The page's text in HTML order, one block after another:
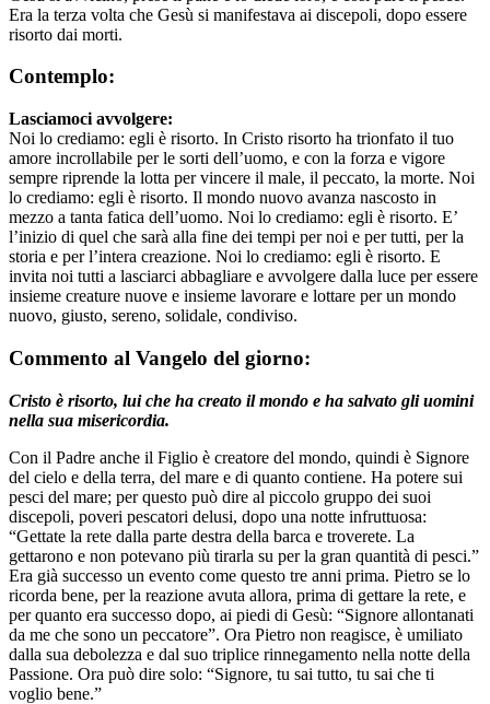
Era la terza volta che Gesù si manifestava ai discepoli, dopo essere
risorto dai morti.
Contemplo:
Lasciamoci avvolgere:
Noi lo crediamo: egli è risorto. In Cristo risorto ha trionfato il tuo
amore incrollabile per le sorti dell’uomo, e con la forza e vigore
sempre riprende la lotta per vincere il male, il peccato, la morte. Noi
lo crediamo: egli è risorto. Il mondo nuovo avanza nascosto in
mezzo a tanta fatica dell’uomo. Noi lo crediamo: egli è risorto. E’
l’inizio di quel che sarà alla fine dei tempi per noi e per tutti, per la
storia e per l’intera creazione. Noi lo crediamo: egli è risorto. E
invita noi tutti a lasciarci abbagliare e avvolgere dalla luce per essere
insieme creature nuove e insieme lavorare e lottare per un mondo
nuovo, giusto, sereno, solidale, condiviso.
Commento al Vangelo del giorno:
Cristo è risorto, lui che ha creato il mondo e ha salvato gli uomini
nella sua misericordia.
Con il Padre anche il Figlio è creatore del mondo, quindi è Signore
del cielo e della terra, del mare e di quanto contiene. Ha potere sui
pesci del mare; per questo può dire al piccolo gruppo dei suoi
discepoli, poveri pescatori delusi, dopo una notte infruttuosa:
“Gettate la rete dalla parte destra della barca e troverete. La
gettarono e non potevano più tirarla su per la gran quantità di pesci.”
Era già successo un evento come questo tre anni prima. Pietro se lo
ricorda bene, per la reazione avuta allora, prima di gettare la rete, e
per quanto era successo dopo, ai piedi di Gesù: “Signore allontanati
da me che sono un peccatore”. Ora Pietro non reagisce, è umiliato
dalla sua debolezza e dal suo triplice rinnegamento nella notte della
Passione. Ora può dire solo: “Signore, tu sai tutto, tu sai che ti
voglio bene.”